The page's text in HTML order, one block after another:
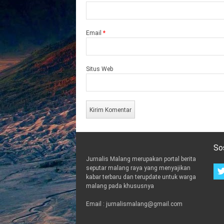
Email *
Situs Web
Jurnalis Malang merupakan portal berita
seputar malang raya yang menyajikan
kabar terbaru dan terupdate untuk warga
malang pada khususnya
Email : jurnalismalang@gmail.com